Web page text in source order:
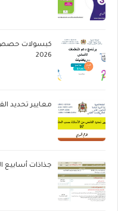
2026
معايير تحديد
جذاذات